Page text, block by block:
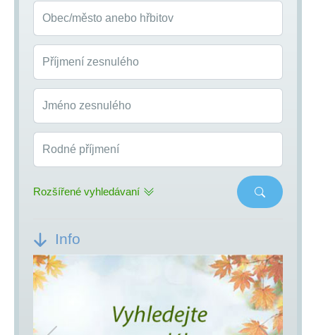
Obec/město anebo hřbitov
Příjmení zesnulého
Jméno zesnulého
Rodné příjmení
Rozšířené vyhledávaní
Info